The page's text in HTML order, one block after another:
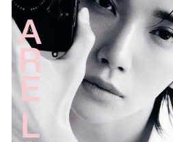
す